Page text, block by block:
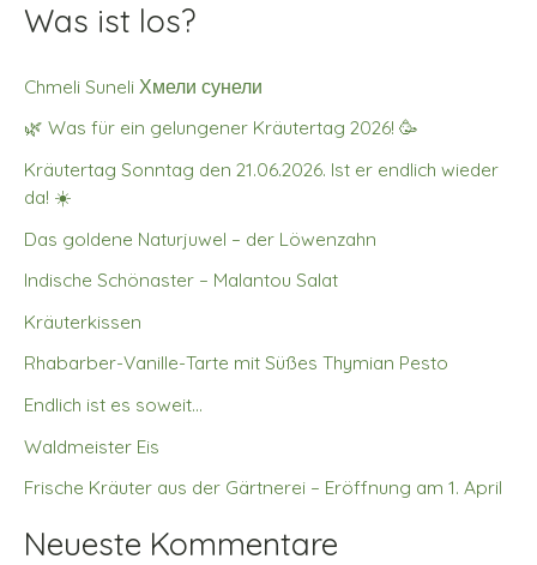
Was ist los?
Chmeli Suneli Хмели сунели
🌿 Was für ein gelungener Kräutertag 2026! 🥳
Kräutertag Sonntag den 21.06.2026. Ist er endlich wieder
da! ☀️
Das goldene Naturjuwel – der Löwenzahn
Indische Schönaster – Malantou Salat
Kräuterkissen
Rhabarber-Vanille-Tarte mit Süßes Thymian Pesto
Endlich ist es soweit…
Waldmeister Eis
Frische Kräuter aus der Gärtnerei – Eröffnung am 1. April
Neueste Kommentare